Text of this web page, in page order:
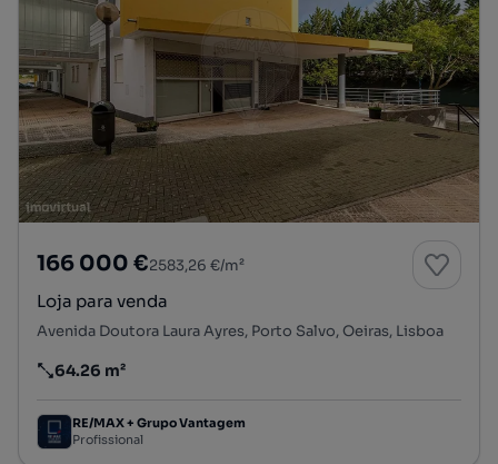
166 000 €2583,26 €/m²
Loja para venda
Avenida Doutora Laura Ayres, Porto Salvo, Oeiras, Lisboa
Preço por metro quadrado
64.26 m²
RE/MAX + Grupo Vantagem
Profissional